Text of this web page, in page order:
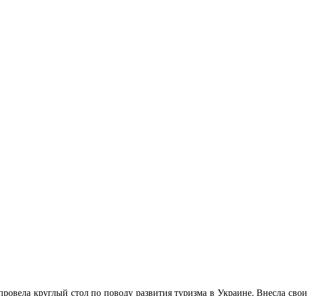
круглый стол по поводу развития туризма в Украине. Внесла свои